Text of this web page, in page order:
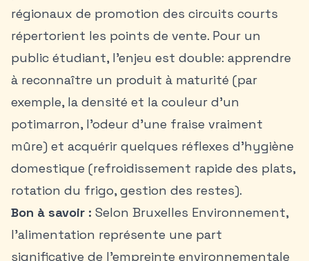
régionaux de promotion des circuits courts
répertorient les points de vente. Pour un
public étudiant, l’enjeu est double: apprendre
à reconnaître un produit à maturité (par
exemple, la densité et la couleur d’un
potimarron, l’odeur d’une fraise vraiment
mûre) et acquérir quelques réflexes d’hygiène
domestique (refroidissement rapide des plats,
rotation du frigo, gestion des restes).
Bon à savoir : Selon Bruxelles Environnement,
l’alimentation représente une part
significative de l’empreinte environnementale